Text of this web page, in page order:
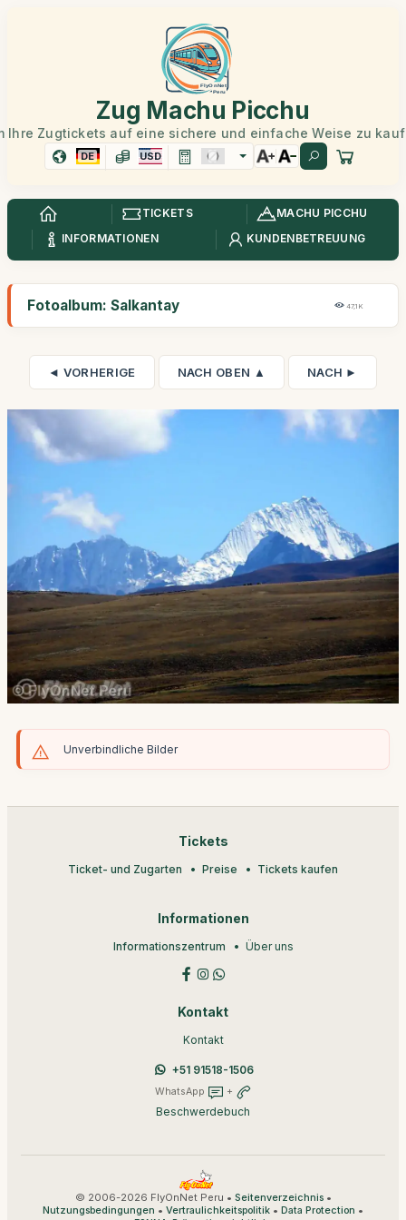
Zug Machu Picchu
Ihre Zugtickets auf eine sichere und einfache Weise zu
DE USD
TICKETS
MACHU PICCHU
INFORMATIONEN
KUNDENBETREUUNG
Fotoalbum: Salkantay 47,1K
◄ VORHERIGE NACH OBEN ▲ NACH ►
Unverbindliche Bilder
Tickets
Ticket- und Zugarten Preise Tickets kaufen
Informationen
Informationszentrum Über uns
Kontakt
Kontakt
+51 91518-1506
WhatsApp +
Beschwerdebuch
© 2006-2026 FlyOnNet Peru • Seitenverzeichnis•
Nutzungsbedingungen • Vertraulichkeitspolitik • Data Protection •